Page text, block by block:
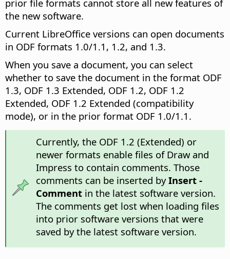
prior file formats cannot store all new features of
the new software.
Current LibreOffice versions can open documents
in ODF formats 1.0/1.1, 1.2, and 1.3.
When you save a document, you can select
whether to save the document in the format ODF
1.3, ODF 1.3 Extended, ODF 1.2, ODF 1.2
Extended, ODF 1.2 Extended (compatibility
mode), or in the prior format ODF 1.0/1.1.
Currently, the ODF 1.2 (Extended) or
newer formats enable files of Draw and
Impress to contain comments. Those
comments can be inserted byInsert -
Commentin the latest software version.
The comments get lost when loading files
into prior software versions that were
saved by the latest software version.